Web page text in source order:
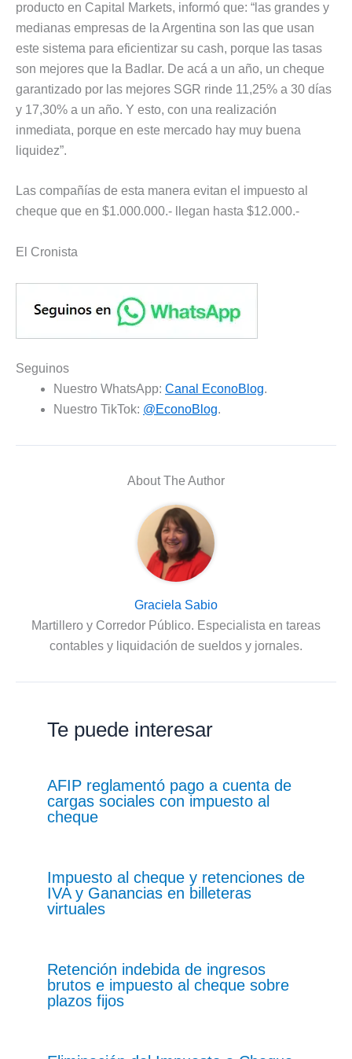
producto en Capital Markets, informó que: “las grandes y
medianas empresas de la Argentina son las que usan
este sistema para eficientizar su cash, porque las tasas
son mejores que la Badlar. De acá a un año, un cheque
garantizado por las mejores SGR rinde 11,25% a 30 días
y 17,30% a un año. Y esto, con una realización
inmediata, porque en este mercado hay muy buena
liquidez”.
Las compañías de esta manera evitan el impuesto al
cheque que en $1.000.000.- llegan hasta $12.000.-
El Cronista
Seguinos
Nuestro WhatsApp: Canal EconoBlog.
Nuestro TikTok: @EconoBlog.
About The Author
Graciela Sabio
Martillero y Corredor Público. Especialista en tareas
contables y liquidación de sueldos y jornales.
Te puede interesar
AFIP reglamentó pago a cuenta de
cargas sociales con impuesto al
cheque
Impuesto al cheque y retenciones de
IVA y Ganancias en billeteras
virtuales
Retención indebida de ingresos
brutos e impuesto al cheque sobre
plazos fijos